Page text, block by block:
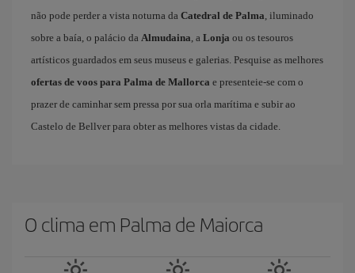
não pode perder a vista noturna da Catedral de Palma, iluminado
sobre a baía, o palácio da Almudaina, a Lonja ou os tesouros
artísticos guardados em seus museus e galerias. Pesquise as melhores
ofertas de voos para Palma de Mallorca e presenteie-se com o
prazer de caminhar sem pressa por sua orla marítima e subir ao
Castelo de Bellver para obter as melhores vistas da cidade.
O clima em Palma de Maiorca